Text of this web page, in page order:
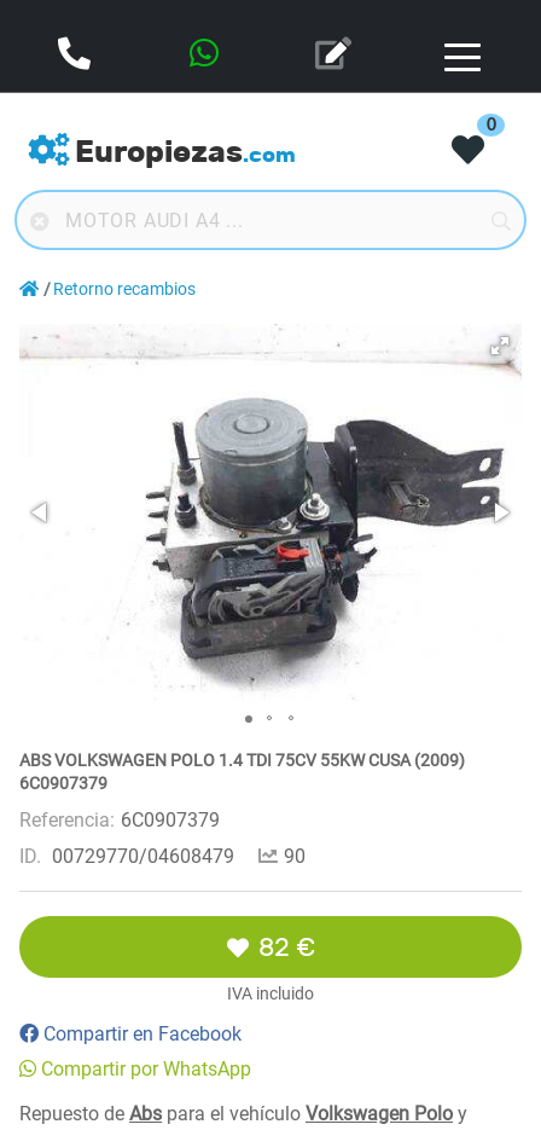
Europiezas.com
0
Retorno recambios
ABS VOLKSWAGEN POLO 1.4 TDI 75CV 55KW CUSA (2009)
6C0907379
Referencia: 6C0907379
ID. 00729770/04608479 90
82 €
IVA incluido
Compartir en Facebook
Compartir por WhatsApp
Repuesto de Abs para el vehículo Volkswagen Polo y